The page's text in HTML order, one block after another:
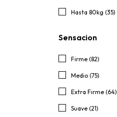
Hasta 80kg (35)
Sensacion
Firme (82)
Medio (75)
Extra Firme (64)
Suave (21)